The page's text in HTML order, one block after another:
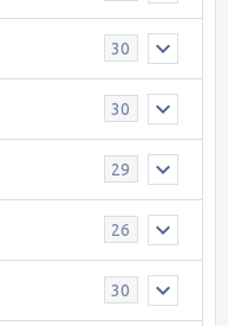
30
30
29
26
30